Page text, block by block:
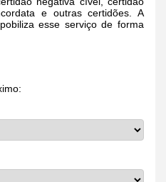
e outras certidões. A
esse serviço de forma